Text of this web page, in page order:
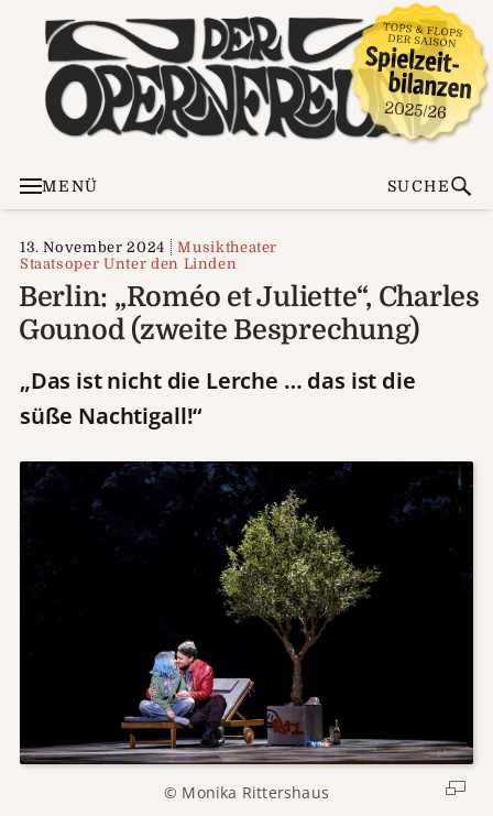
MENÜ SUCHE
13. November 2024
Musiktheater
Staatsoper Unter den Linden
Berlin: „Roméo et Juliette“, Charles
Gounod (zweite Besprechung)
„Das ist nicht die Lerche … das ist die
süße Nachtigall!“
© Monika Rittershaus